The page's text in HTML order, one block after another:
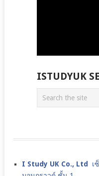
ISTUDYUK
I Study UK Co., Ltd เ